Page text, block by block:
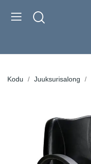
Kodu Juuksurisalong